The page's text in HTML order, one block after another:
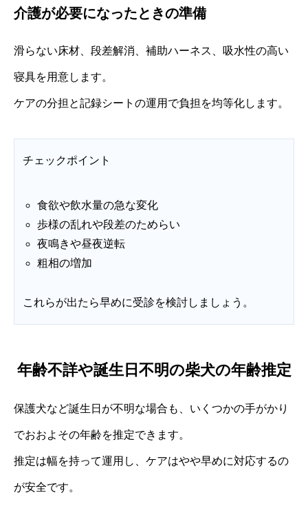
介護が必要になったときの準備
滑らない床材、段差解消、補助ハーネス、吸水性の高い
寝具を用意します。
ケアの分担と記録シートの運用で負担を均等化します。
チェックポイント
食欲や飲水量の急な変化
歩様の乱れや段差のためらい
夜鳴きや昼夜逆転
粗相の増加
これらが出たら早めに受診を検討しましょう。
年齢不詳や誕生日不明の柴犬の年齢推定
保護犬など誕生日が不明な場合も、いくつかの手がかり
でおおよその年齢を推定できます。
推定は幅を持って運用し、ケアはやや早めに対応するの
が安全です。